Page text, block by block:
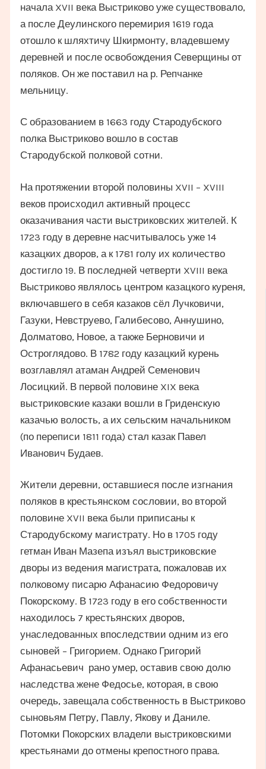
начала XVII века Выстриково уже существовало,
а после Деулинского перемирия 1619 года
отошло к шляхтичу Шкирмонту, владевшему
деревней и после освобождения Северщины от
поляков. Он же поставил на р. Репчанке
мельницу.
С образованием в 1663 году Стародубского
полка Выстриково вошло в состав
Стародубской полковой сотни.
На протяжении второй половины XVII – XVIII
веков происходил активный процесс
оказачивания части выстриковских жителей. К
1723 году в деревне насчитывалось уже 14
казацких дворов, а к 1781 голу их количество
достигло 19. В последней четверти XVIII века
Выстриково являлось центром казацкого куреня,
включавшего в себя казаков сёл Лучковичи,
Газуки, Невструево, Галибесово, Аннушино,
Долматово, Новое, а также Берновичи и
Остроглядово. В 1782 году казацкий курень
возглавлял атаман Андрей Семенович
Лосицкий. В первой половине XIX века
выстриковские казаки вошли в Гриденскую
казачью волость, а их сельским начальником
(по переписи 1811 года) стал казак Павел
Иванович Будаев.
Жители деревни, оставшиеся после изгнания
поляков в крестьянском сословии, во второй
половине XVII века были приписаны к
Стародубскому магистрату. Но в 1705 году
гетман Иван Мазепа изъял выстриковские
дворы из ведения магистрата, пожаловав их
полковому писарю Афанасию Федоровичу
Покорскому. В 1723 году в его собственности
находилось 7 крестьянских дворов,
унаследованных впоследствии одним из его
сыновей – Григорием. Однако Григорий
Афанасьевич рано умер, оставив свою долю
наследства жене Федосье, которая, в свою
очередь, завещала собственность в Выстриково
сыновьям Петру, Павлу, Якову и Даниле.
Потомки Покорских владели выстриковскими
крестьянами до отмены крепостного права.